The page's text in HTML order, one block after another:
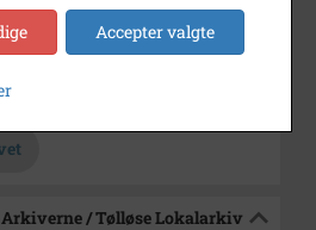
Ukendt
/ Tølløse Lokalarkiv
Accepter valgte